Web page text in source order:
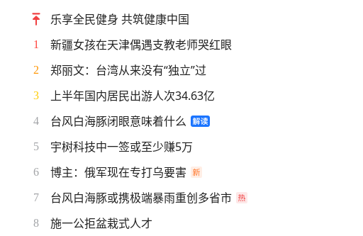
乐享全民健身 共筑健康中国
1 新疆女孩在天津偶遇支教老师哭红眼
2 郑丽文：台湾从来没有“独立”过
3 上半年国内居民出游人次34.63亿
4 台风白海豚闭眼意味着什么
5 宇树科技中一签或至少赚5万
6 博主：俄军现在专打乌要害
7 台风白海豚或携极端暴雨重创多省市
8 施一公拒盆栽式人才